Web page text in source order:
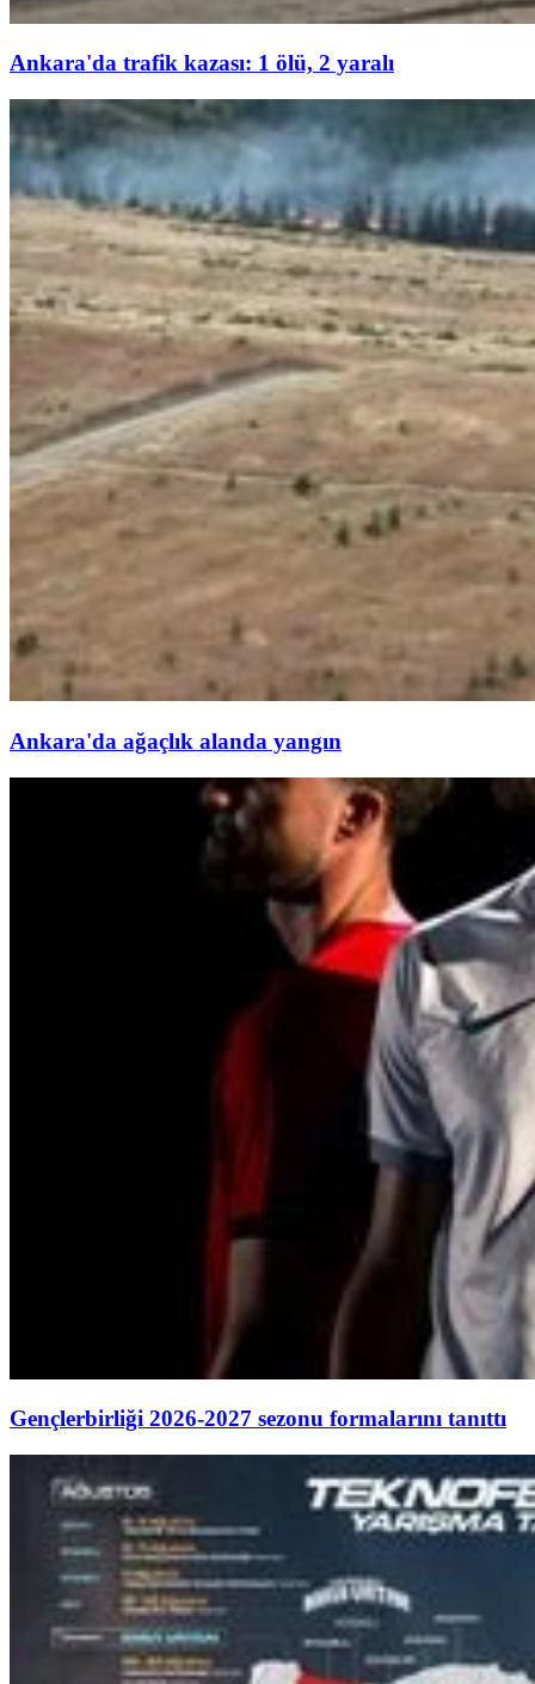
Ankara'da trafik kazası: 1 ölü, 2 yaralı
Ankara'da ağaçlık alanda yangın
Gençlerbirliği 2026-2027 sezonu formalarını tanıttı